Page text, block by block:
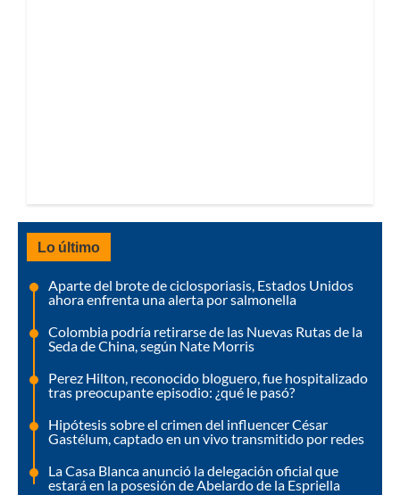
Lo último
Aparte del brote de ciclosporiasis, Estados Unidos
ahora enfrenta una alerta por salmonella
Colombia podría retirarse de las Nuevas Rutas de la
Seda de China, según Nate Morris
Perez Hilton, reconocido bloguero, fue hospitalizado
tras preocupante episodio: ¿qué le pasó?
Hipótesis sobre el crimen del influencer César
Gastélum, captado en un vivo transmitido por redes
La Casa Blanca anunció la delegación oficial que
estará en la posesión de Abelardo de la Espriella